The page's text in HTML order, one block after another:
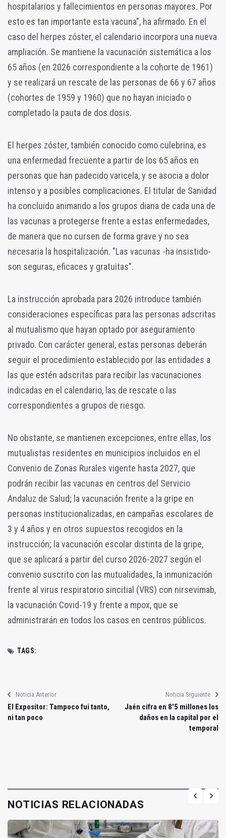
hospitalarios y fallecimientos en personas mayores. Por
esto es tan importante esta vacuna", ha afirmado. En el
caso del herpes zóster, el calendario incorpora una nueva
ampliación. Se mantiene la vacunación sistemática a los
65 años (en 2026 correspondiente a la cohorte de 1961)
y se realizará un rescate de las personas de 66 y 67 años
(cohortes de 1959 y 1960) que no hayan iniciado o
completado la pauta de dos dosis.
El herpes zóster, también conocido como culebrina, es
una enfermedad frecuente a partir de los 65 años en
personas que han padecido varicela, y se asocia a dolor
intenso y a posibles complicaciones. El titular de Sanidad
ha concluido animando a los grupos diana de cada una de
las vacunas a protegerse frente a estas enfermedades,
de manera que no cursen de forma grave y no sea
necesaria la hospitalización. "Las vacunas -ha insistido-
son seguras, eficaces y gratuitas".
La instrucción aprobada para 2026 introduce también
consideraciones específicas para las personas adscritas
al mutualismo que hayan optado por aseguramiento
privado. Con carácter general, estas personas deberán
seguir el procedimiento establecido por las entidades a
las que estén adscritas para recibir las vacunaciones
indicadas en el calendario, las de rescate o las
correspondientes a grupos de riesgo.
No obstante, se mantienen excepciones, entre ellas, los
mutualistas residentes en municipios incluidos en el
Convenio de Zonas Rurales vigente hasta 2027, que
podrán recibir las vacunas en centros del Servicio
Andaluz de Salud; la vacunación frente a la gripe en
personas institucionalizadas, en campañas escolares de
3 y 4 años y en otros supuestos recogidos en la
instrucción; la vacunación escolar distinta de la gripe,
que se aplicará a partir del curso 2026-2027 según el
convenio suscrito con las mutualidades, la inmunización
frente al virus respiratorio sincitial (VRS) con nirsevimab,
la vacunación Covid-19 y frente a mpox, que se
administrarán en todos los casos en centros públicos.
TAGS:
Noticia Anterior
El Expositor: Tampoco fui tanto,
ni tan poco
Noticia Siguiente
Jaén cifra en 8'5 millones los
daños en la capital por el
temporal
NOTICIAS RELACIONADAS